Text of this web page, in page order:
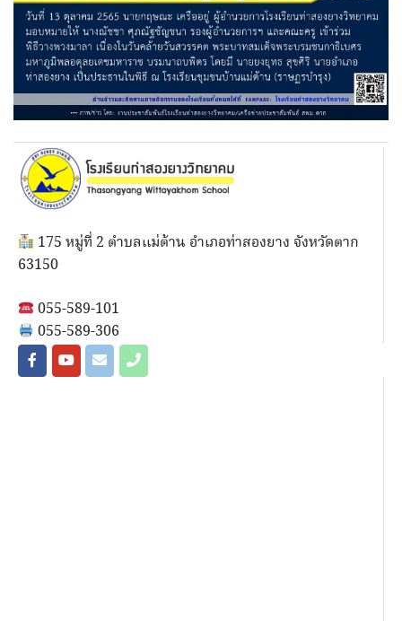
175 หมู่ที่ 2 ตำบลแม่ต้าน อำเภอท่าสองยาง จังหวัดตาก
63150
055-589-101
055-589-306